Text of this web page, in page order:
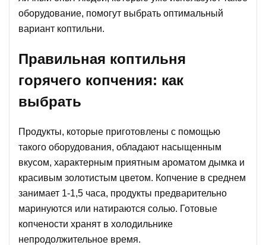
оборудование, помогут выбрать оптимальный
вариант коптильни.
Правильная коптильня
горячего копчения: как
выбрать
Продукты, которые приготовлены с помощью
такого оборудования, обладают насыщенным
вкусом, характерным приятным ароматом дымка и
красивым золотистым цветом. Копчение в среднем
занимает 1-1,5 часа, продукты предварительно
маринуются или натираются солью. Готовые
копчености хранят в холодильнике
непродолжительное время.